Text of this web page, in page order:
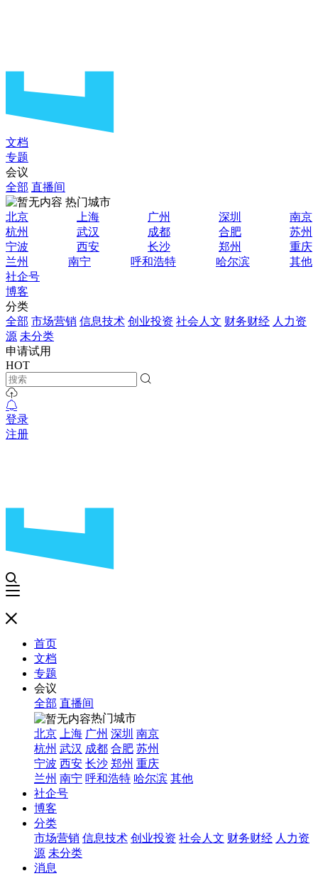
文档
专题
会议
全部 直播间
热门城市
北京
上海 广州 深圳
南京
杭州
武汉 成都 合肥
苏州
宁波
西安 长沙 郑州
重庆
兰州
南宁 呼和浩特 哈尔滨
其他
社企号
博客
分类
全部 市场营销 信息技术 创业投资 社会人文 财务财经 人力资
源 未分类
申请试用
HOT
登录
注册
首页
文档
专题
会议
全部 直播间
热门城市
北京
上海 广州 深圳 南京
杭州 武汉 成都 合肥 苏州
宁波 西安 长沙 郑州 重庆
兰州 南宁 呼和浩特 哈尔滨 其他
社企号
博客
分类
市场营销 信息技术 创业投资 社会人文 财务财经 人力资
源 未分类
消息